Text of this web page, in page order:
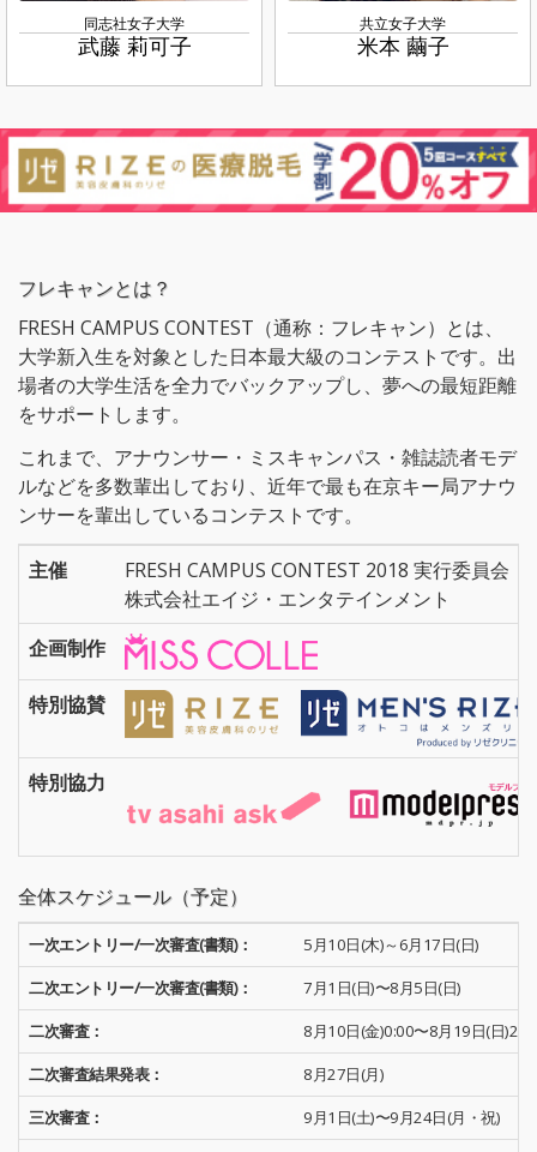
同志社女子大学
武藤 莉可子
共立女子大学
米本 繭子
フレキャンとは？
FRESH CAMPUS CONTEST（通称：フレキャン）とは、
大学新入生を対象とした日本最大級のコンテストです。出
場者の大学生活を全力でバックアップし、夢への最短距離
をサポートします。
これまで、アナウンサー・ミスキャンパス・雑誌読者モデ
ルなどを多数輩出しており、近年で最も在京キー局アナウ
ンサーを輩出しているコンテストです。
主催
FRESH CAMPUS CONTEST 2018 実行委員会
株式会社エイジ・エンタテインメント
企画制作
特別協賛
特別協力
全体スケジュール（予定）
一次エントリー/一次審査(書類)：
5月10日(木)～6月17日(日)
二次エントリー/一次審査(書類)：
7月1日(日)〜8月5日(日)
二次審査：
8月10日(金)0:00〜8月19日(日
二次審査結果発表：
8月27日(月)
三次審査：
9月1日(土)〜9月24日(月・祝)